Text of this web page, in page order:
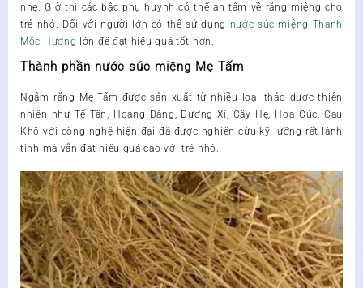
nhẹ. Giờ thì các bậc phụ huynh có thể an tâm về răng miệng cho
trẻ nhỏ. Đối với người lớn có thể sử dụng nước súc miệng Thanh
Mộc Hương lớn để đạt hiệu quả tốt hơn.
Thành phần nước súc miệng Mẹ Tấm
Ngậm răng Mẹ Tấm được sản xuất từ nhiều loại thảo dược thiên
nhiên nhưTế Tần, Hoàng Đằng, Dương Xỉ, Cây Hẹ, Hoa Cúc, Cau
Khô với công nghệ hiện đại đã được nghiên cứu kỹ lưỡng rất lành
tính mà vẫn đạt hiệu quả cao với trẻ nhỏ.